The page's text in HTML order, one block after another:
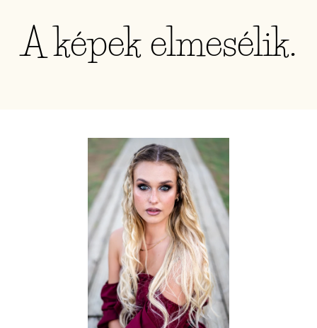
A képek elmesélik.